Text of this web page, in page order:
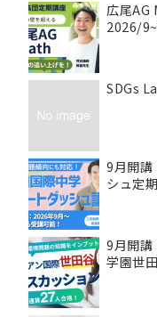
広尾
2026/
SDGs
9月開講
シュ定
9月開講
学園世